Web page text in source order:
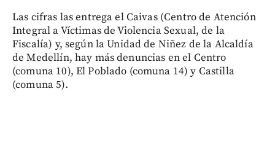
Las cifras las entrega el Caivas (Centro de Atención
Integral a Víctimas de Violencia Sexual, de la
Fiscalía) y, según la Unidad de Niñez de la Alcaldía
de Medellín, hay más denuncias en el Centro
(comuna 10), El Poblado (comuna 14) y Castilla
(comuna 5).